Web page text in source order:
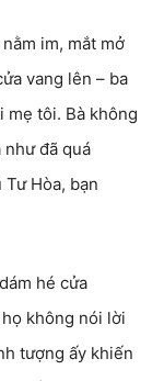
im, mắt mở
vang lên – ba
mẹ tôi. Bà không
đã quá
Hòa, bạn
hé cửa
không nói lời
tượng ấy khiến